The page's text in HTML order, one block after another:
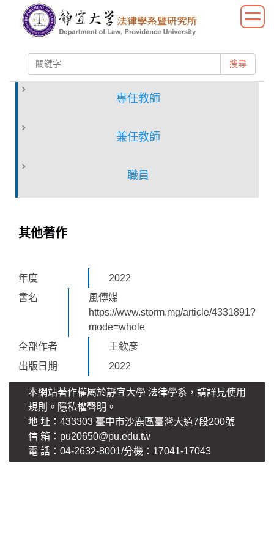
容
搜尋
專任教師
兼任教師
職員
其他著作
年度
2022
書名
風傳媒
https://www.storm.mg/article/4331891?
mode=whole
全部作者
王欽彥
出版日期
2022
本網站著作權屬於靜宜大學 法律學系，請詳見使用
規則。 隱私權聲明 。
地 址：433303 臺中市沙鹿區臺灣大道7段200號
信 箱：pu20650@pu.edu.tw
電 話：04-2632-8001/分機：17041-17043